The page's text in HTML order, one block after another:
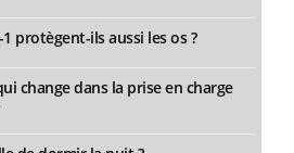
protègent-ils aussi les os ?
change dans la prise en charge